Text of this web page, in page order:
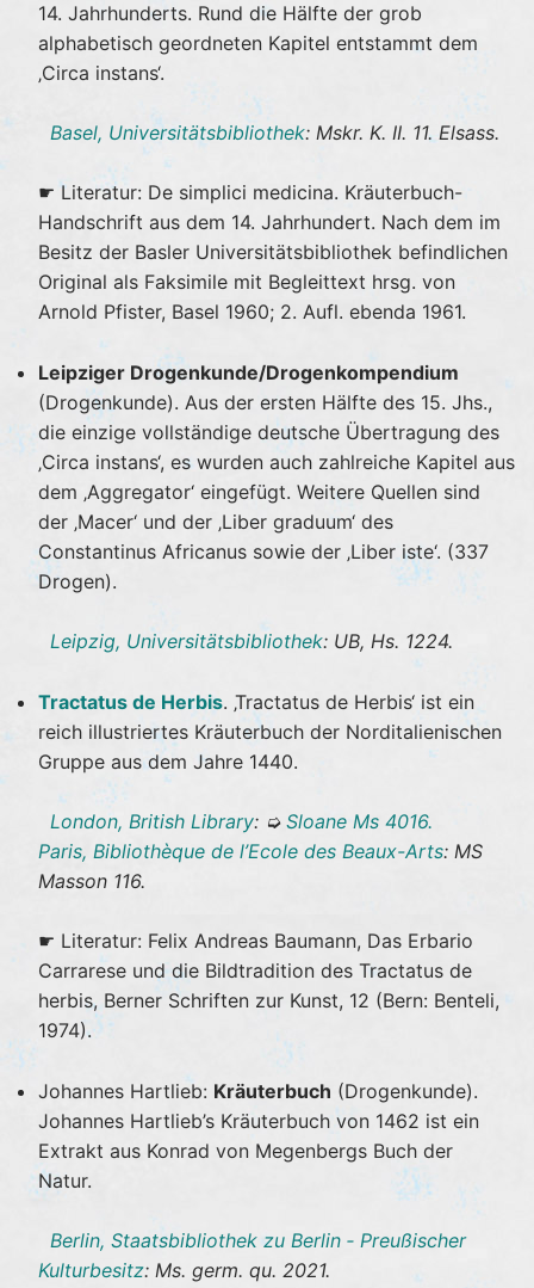
14. Jahrhunderts. Rund die Hälfte der grob
alphabetisch geordneten Kapitel entstammt dem
‚Circa instans‘.
Basel, Universitätsbibliothek: Mskr. K. II. 11. Elsass.
☛ Literatur: De simplici medicina. Kräuterbuch-
Handschrift aus dem 14. Jahrhundert. Nach dem im
Besitz der Basler Universitätsbibliothek befindlichen
Original als Faksimile mit Begleittext hrsg. von
Arnold Pfister, Basel 1960; 2. Aufl. ebenda 1961.
Leipziger Drogenkunde/Drogenkompendium
(Drogenkunde). Aus der ersten Hälfte des 15. Jhs.,
die einzige vollständige deutsche Übertragung des
‚Circa instans‘, es wurden auch zahlreiche Kapitel aus
dem ‚Aggregator‘ eingefügt. Weitere Quellen sind
der ‚Macer‘ und der ‚Liber graduum‘ des
Constantinus Africanus sowie der ‚Liber iste‘. (337
Drogen).
Leipzig, Universitätsbibliothek: UB, Hs. 1224.
Tractatus de Herbis. ‚Tractatus de Herbis‘ ist ein
reich illustriertes Kräuterbuch der Norditalienischen
Gruppe aus dem Jahre 1440.
London, British Library: ➭Sloane Ms 4016.
Paris, Bibliothèque de l’Ecole des Beaux-Arts: MS
Masson 116.
☛ Literatur: Felix Andreas Baumann, Das Erbario
Carrarese und die Bildtradition des Tractatus de
herbis, Berner Schriften zur Kunst, 12 (Bern: Benteli,
1974).
Johannes Hartlieb: Kräuterbuch (Drogenkunde).
Johannes Hartlieb’s Kräuterbuch von 1462 ist ein
Extrakt aus Konrad von Megenbergs Buch der
Natur.
Berlin, Staatsbibliothek zu Berlin ‐ Preußischer
Kulturbesitz: Ms. germ. qu. 2021.